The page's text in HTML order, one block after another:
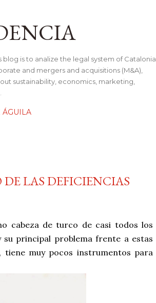
is to analize the legal system of Catalonia,
and mergers and acquisitions (M&A),
sustainability, economics, marketing,
ÁGUILA
LAS DEFICIENCIAS
cabeza de turco de casi todos los
su principal problema frente a estas
tiene muy pocos instrumentos para